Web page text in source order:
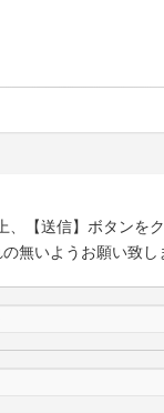
【送信】ボタンを
無いようお願い致し